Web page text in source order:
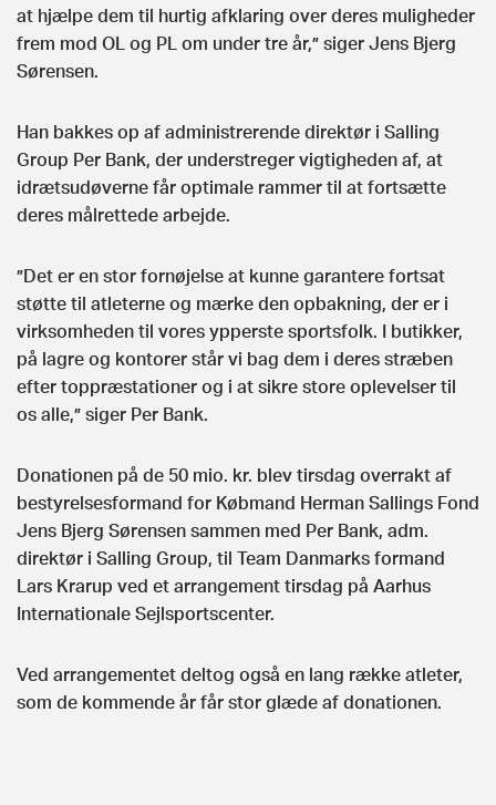
at hjælpe dem til hurtig afklaring over deres muligheder
frem mod OL og PL om under tre år,” siger Jens Bjerg
Sørensen.
Han bakkes op af administrerende direktør i Salling
Group Per Bank, der understreger vigtigheden af, at
idrætsudøverne får optimale rammer til at fortsætte
deres målrettede arbejde.
”Det er en stor fornøjelse at kunne garantere fortsat
støtte til atleterne og mærke den opbakning, der er i
virksomheden til vores ypperste sportsfolk. I butikker,
på lagre og kontorer står vi bag dem i deres stræben
efter toppræstationer og i at sikre store oplevelser til
os alle,” siger Per Bank.
Donationen på de 50 mio. kr. blev tirsdag overrakt af
bestyrelsesformand for Købmand Herman Sallings Fond
Jens Bjerg Sørensen sammen med Per Bank, adm.
direktør i Salling Group, til Team Danmarks formand
Lars Krarup ved et arrangement tirsdag på Aarhus
Internationale Sejlsportscenter.
Ved arrangementet deltog også en lang række atleter,
som de kommende år får stor glæde af donationen.